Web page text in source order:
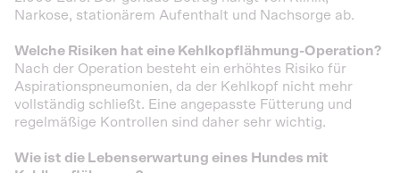
Narkose, stationärem Aufenthalt und Nachsorge ab.
Welche Risiken hat eine Kehlkopflähmung-Operation?
Nach der Operation besteht ein erhöhtes Risiko für
Aspirationspneumonien, da der Kehlkopf nicht mehr
vollständig schließt. Eine angepasste Fütterung und
regelmäßige Kontrollen sind daher sehr wichtig.
Wie ist die Lebenserwartung eines Hundes mit